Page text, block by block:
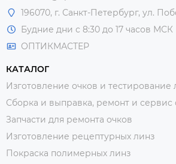
196070, г. Санкт-Петербург, ул.
Будние дни с 8:30 до 17 часов МСК
ОПТИКМАСТЕР
КАТАЛОГ
Изготовление очков и тестирование
Сборка и выправка, ремонт и сервис
Запчасти для ремонта очков
Изготовление рецептурных линз
Покраска полимерных линз